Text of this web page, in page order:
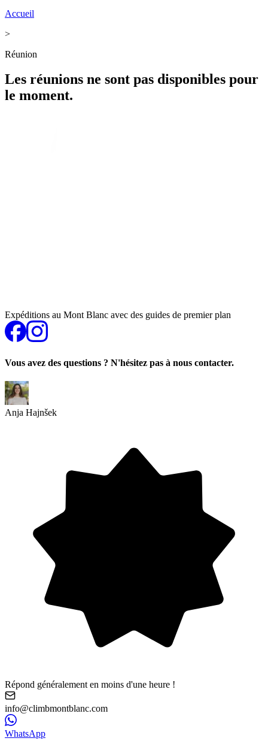
Accueil
>
Réunion
Les réunions ne sont pas disponibles pour
le moment.
Expéditions au Mont Blanc avec des guides de premier plan
Vous avez des questions ? N'hésitez pas à nous contacter.
Anja Hajnšek
Répond généralement en moins d'une heure !
info@climbmontblanc.com
WhatsApp